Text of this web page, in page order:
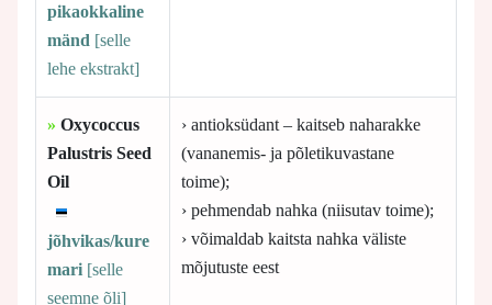
pikaokkaline
mänd [selle
lehe ekstrakt]
» Oxycoccus
Palustris Seed
Oil
jõhvikas/kure
mari [selle
seemne õli]
› antioksüdant – kaitseb naharakke
(vananemis- ja põletikuvastane
toime);
› pehmendab nahka (niisutav toime);
› võimaldab kaitsta nahka väliste
mõjutuste eest